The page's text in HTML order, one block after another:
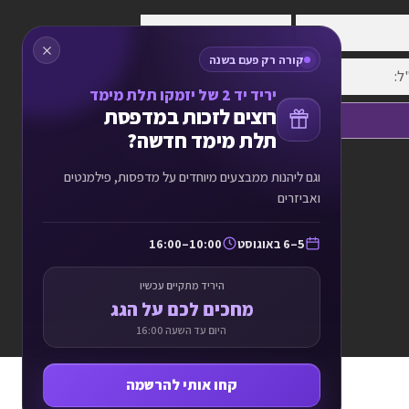
קורה רק פעם בשנה
יריד יד 2 של יזמקו תלת מימד
רוצים לזכות במדפסת
תלת מימד חדשה?
וגם ליהנות ממבצעים מיוחדים על מדפסות, פילמנטים
ואביזרים
5–6 באוגוסט 10:00–16:00
היריד מתקיים עכשיו
מחכים לכם על הגג
היום עד השעה 16:00
קחו אותי להרשמה
שלח פרטים